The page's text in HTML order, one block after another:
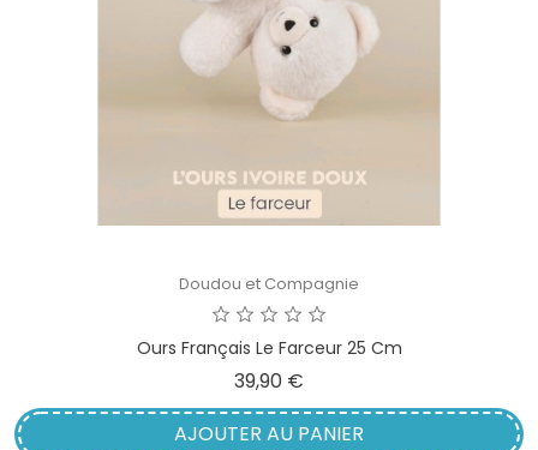
Doudou et Compagnie
Ours Français Le Farceur 25 Cm
39,90 €
AJOUTER AU PANIER